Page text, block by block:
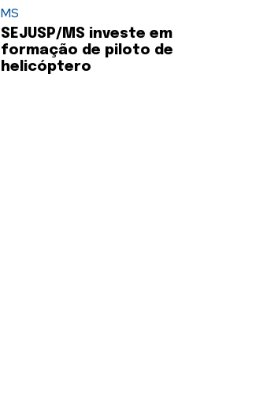
MS
SEJUSP/MS investe em
formação de piloto de
helicóptero